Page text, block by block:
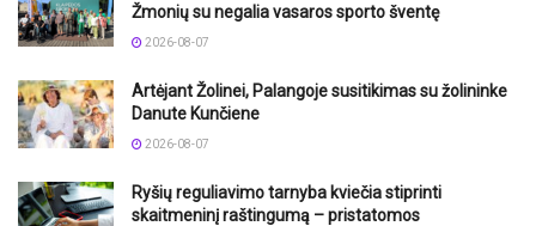
Žmonių su negalia vasaros sporto šventę
2026-08-07
Artėjant Žolinei, Palangoje susitikimas su žolininke
Danute Kunčiene
2026-08-07
Ryšių reguliavimo tarnyba kviečia stiprinti
skaitmeninį raštingumą – pristatomos